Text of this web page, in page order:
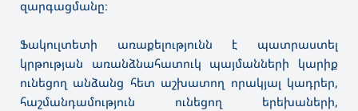
զարգացմանը։
Ֆակուլտետի առաքելությունն է պատրաստել
կրթության առանձնահատուկ պայմանների կարիք
ունեցող անձանց հետ աշխատող որակյալ կադրեր,
հաշմանդամություն ունեցող երեխաների,